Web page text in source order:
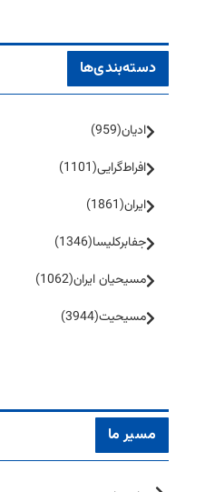
دسته‌بندی‌ها
ادیان(959)
افراط‌گرایی(1101)
ایران(1861)
جفا‌بر‌کلیسا(1346)
مسیحیان ایران(1062)
مسیحیت(3944)
مسیر ما